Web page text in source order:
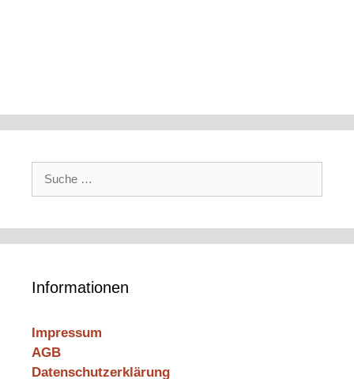
Suche
Informationen
Impressum
AGB
Datenschutzerklärung